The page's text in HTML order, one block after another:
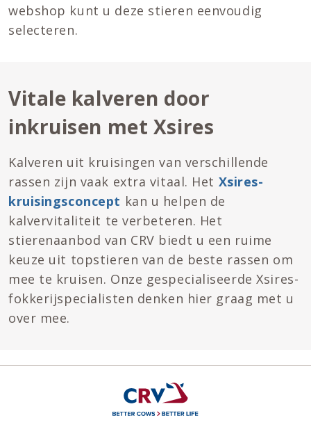
webshop kunt u deze stieren eenvoudig
selecteren.
Vitale kalveren door
inkruisen met Xsires
Kalveren uit kruisingen van verschillende
rassen zijn vaak extra vitaal. Het Xsires-
kruisingsconcept kan u helpen de
kalvervitaliteit te verbeteren. Het
stierenaanbod van CRV biedt u een ruime
keuze uit topstieren van de beste rassen om
mee te kruisen. Onze gespecialiseerde Xsires-
fokkerijspecialisten denken hier graag met u
over mee.